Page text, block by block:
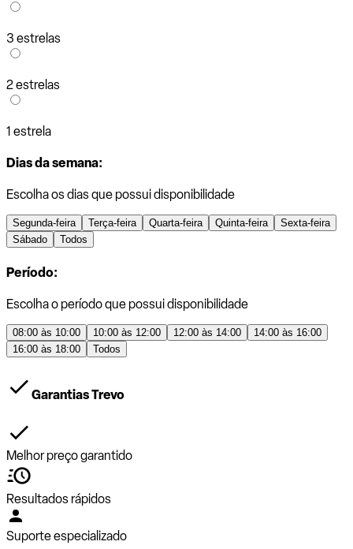
3 estrelas
2 estrelas
1 estrela
Dias da semana:
Escolha os dias que possui disponibilidade
Segunda-feira Terça-feira Quarta-feira Quinta-feira
Sexta-feira
Sábado
Todos
Período:
Escolha o período que possui disponibilidade
08:00 às 10:00 10:00 às 12:00 12:00 às 14:00
14:00 às 16:00
16:00 às 18:00
Todos
Garantias Trevo
Melhor preço garantido
Resultados rápidos
Suporte especializado